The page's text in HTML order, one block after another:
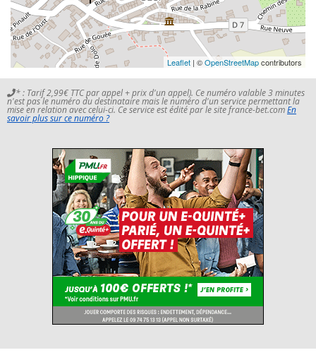
Leaflet | ©OpenStreetMapcontributors
* : Tarif 2,99€ TTC par appel + prix d'un appel). Ce numéro valable 3 minutes
n'est pas le numéro du destinataire mais le numéro d'un service permettant la
mise en relation avec celui-ci. Ce service est édité par le site france-bet.comEn
savoir plus sur ce numéro ?